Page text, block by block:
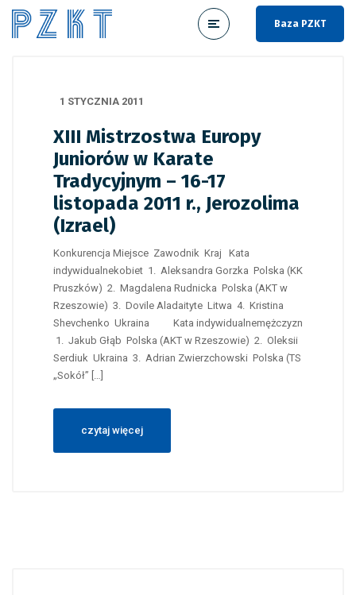
Baza PZKT
1 STYCZNIA 2011
XIII Mistrzostwa Europy
Juniorów w Karate
Tradycyjnym – 16-17
listopada 2011 r., Jerozolima
(Izrael)
Konkurencja Miejsce Zawodnik Kraj Kata
indywidualnekobiet 1. Aleksandra Gorzka Polska (KK
Pruszków) 2. Magdalena Rudnicka Polska (AKT w
Rzeszowie) 3. Dovile Aladaityte Litwa 4. Kristina
Shevchenko Ukraina Kata indywidualnemężczyzn
1. Jakub Głąb Polska (AKT w Rzeszowie) 2. Oleksii
Serdiuk Ukraina 3. Adrian Zwierzchowski Polska (TS
„Sokół” […]
czytaj więcej